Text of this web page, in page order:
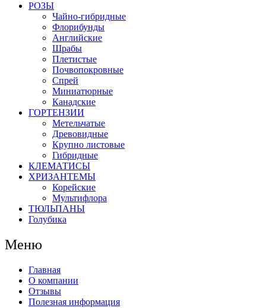
РОЗЫ
Чайно-гибридные
Флорибунды
Английские
Шрабы
Плетистые
Почвопокровные
Спрей
Миниатюрные
Канадские
ГОРТЕНЗИИ
Метельчатые
Древовидные
Крупно листовые
Гибридные
КЛЕМАТИСЫ
ХРИЗАНТЕМЫ
Корейские
Мультифлора
ТЮЛЬПАНЫ
Голубика
Меню
Главная
О компании
Отзывы
Полезная информация